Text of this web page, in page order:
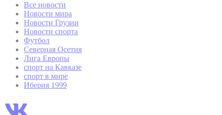
Все новости
Новости мира
Новости Грузии
Новости спорта
Футбол
Северная Осетия
Лига Европы
спорт на Кавказе
спорт в мире
Иберия 1999